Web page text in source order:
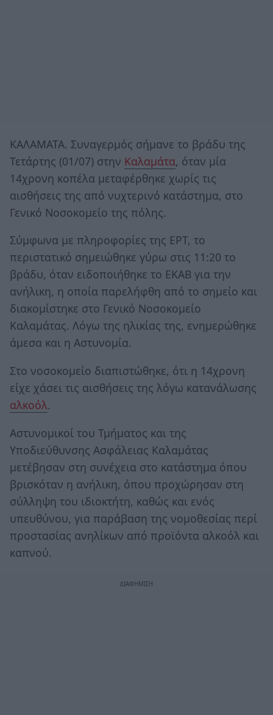
ΚΑΛΑΜΑΤΑ. Συναγερμός σήμανε το βράδυ της
Τετάρτης (01/07) στην Καλαμάτα, όταν μία
14χρονη κοπέλα μεταφέρθηκε χωρίς τις
αισθήσεις της από νυχτερινό κατάστημα, στο
Γενικό Νοσοκομείο της πόλης.
Σύμφωνα με πληροφορίες της ΕΡΤ, το
περιστατικό σημειώθηκε γύρω στις 11:20 το
βράδυ, όταν ειδοποιήθηκε το ΕΚΑΒ για την
ανήλικη, η οποία παρελήφθη από το σημείο και
διακομίστηκε στο Γενικό Νοσοκομείο
Καλαμάτας. Λόγω της ηλικίας της, ενημερώθηκε
άμεσα και η Αστυνομία.
Στο νοσοκομείο διαπιστώθηκε, ότι η 14χρονη
είχε χάσει τις αισθήσεις της λόγω κατανάλωσης
αλκοόλ.
Αστυνομικοί του Τμήματος και της
Υποδιεύθυνσης Ασφάλειας Καλαμάτας
μετέβησαν στη συνέχεια στο κατάστημα όπου
βρισκόταν η ανήλικη, όπου προχώρησαν στη
σύλληψη του ιδιοκτήτη, καθώς και ενός
υπευθύνου, για παράβαση της νομοθεσίας περί
προστασίας ανηλίκων από προϊόντα αλκοόλ και
καπνού.